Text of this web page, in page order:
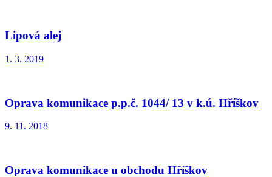
Lipová alej
1. 3. 2019
Oprava komunikace p.p.č. 1044/ 13 v k.ú. Hříškov
9. 11. 2018
Oprava komunikace u obchodu Hříškov